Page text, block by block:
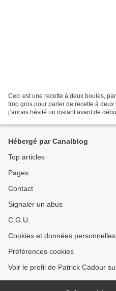
Ceci est une recette à deux boules,
trop gros pour parler de recette à deux
j’aurais hésité un instant avant de
Hébergé par Canalblog
Top articles
Pages
Contact
Signaler un abus
C.G.U.
Cookies et données personnelles
Préférences cookies
Voir le profil de Patrick Cadour